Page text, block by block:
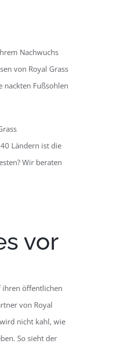
Nachwuchs
von Royal Grass
nackten Fußsohlen
Ländern ist die
Wir beraten
vor
ihren öffentlichen
von Royal
nicht kahl, wie
So sieht der